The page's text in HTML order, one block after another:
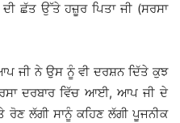
ਛੱਤ ਉੱਤੇ ਹਜ਼ੂਰ ਪਿਤਾ ਜੀ (ਸਰਸਾ
ਜੀ ਨੇ ਉਸ ਨੂੰ ਵੀ ਦਰਸ਼ਨ ਦਿੱਤੇ ਕੁਝ
ਦਰਬਾਰ ਵਿੱਚ ਆਈ, ਆਪ ਜੀ ਦੇ
ਲੱਗੀ ਸਾਨੂੰ ਕਹਿਣ ਲੱਗੀ ਪੂਜਨੀਕ